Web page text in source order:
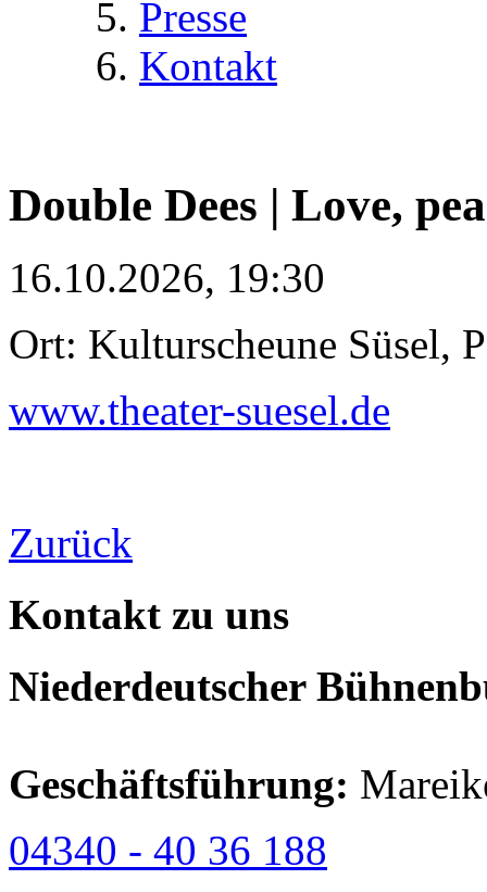
Presse
Kontakt
Double Dees | Love,
16.10.2026, 19:30
Ort: Kulturscheune Süsel,
www.theater-suesel.de
Zurück
Kontakt zu uns
Niederdeutscher
Geschäftsführung:
04340 - 40 36 188